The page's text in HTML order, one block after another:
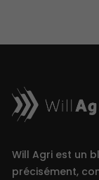
Will Agri est un
précisément,